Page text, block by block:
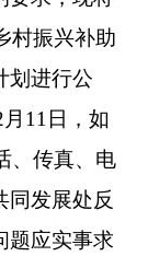
村振兴补助
划进行公
11日，如
、传真、电
同发展处反
题应实事求